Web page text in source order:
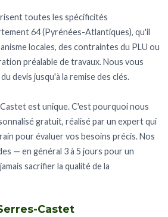
toutes les spécificités
64 (Pyrénées-Atlantiques), qu'il
locales, des contraintes du PLU ou
préalable de travaux. Nous vous
devis jusqu'à la remise des clés.
est unique. C'est pourquoi nous
gratuit, réalisé par un expert qui
pour évaluer vos besoins précis. Nos
— en général 3 à 5 jours pour un
sacrifier la qualité de la
Castet